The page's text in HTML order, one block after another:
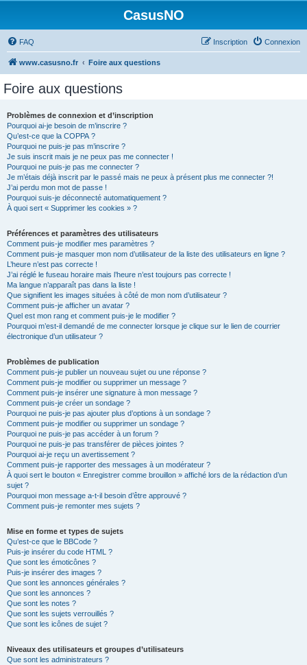
CasusNO
FAQ Connexion
Inscription
www.casusno.fr Foire aux questions
Foire aux questions
Problèmes de connexion et d’inscription
Pourquoi ai-je besoin de m’inscrire ?
Qu’est-ce que la COPPA ?
Pourquoi ne puis-je pas m’inscrire ?
Je suis inscrit mais je ne peux pas me connecter !
Pourquoi ne puis-je pas me connecter ?
Je m’étais déjà inscrit par le passé mais ne peux à présent plus me connecter ?!
J’ai perdu mon mot de passe !
Pourquoi suis-je déconnecté automatiquement ?
À quoi sert « Supprimer les cookies » ?
Préférences et paramètres des utilisateurs
Comment puis-je modifier mes paramètres ?
Comment puis-je masquer mon nom d’utilisateur de la liste des utilisateurs en ligne ?
L’heure n’est pas correcte !
J’ai réglé le fuseau horaire mais l’heure n’est toujours pas correcte !
Ma langue n’apparaît pas dans la liste !
Que signifient les images situées à côté de mon nom d’utilisateur ?
Comment puis-je afficher un avatar ?
Quel est mon rang et comment puis-je le modifier ?
Pourquoi m’est-il demandé de me connecter lorsque je clique sur le lien de courrier
électronique d’un utilisateur ?
Problèmes de publication
Comment puis-je publier un nouveau sujet ou une réponse ?
Comment puis-je modifier ou supprimer un message ?
Comment puis-je insérer une signature à mon message ?
Comment puis-je créer un sondage ?
Pourquoi ne puis-je pas ajouter plus d’options à un sondage ?
Comment puis-je modifier ou supprimer un sondage ?
Pourquoi ne puis-je pas accéder à un forum ?
Pourquoi ne puis-je pas transférer de pièces jointes ?
Pourquoi ai-je reçu un avertissement ?
Comment puis-je rapporter des messages à un modérateur ?
À quoi sert le bouton « Enregistrer comme brouillon » affiché lors de la rédaction d’un
sujet ?
Pourquoi mon message a-t-il besoin d’être approuvé ?
Comment puis-je remonter mes sujets ?
Mise en forme et types de sujets
Qu’est-ce que le BBCode ?
Puis-je insérer du code HTML ?
Que sont les émoticônes ?
Puis-je insérer des images ?
Que sont les annonces générales ?
Que sont les annonces ?
Que sont les notes ?
Que sont les sujets verrouillés ?
Que sont les icônes de sujet ?
Niveaux des utilisateurs et groupes d’utilisateurs
Que sont les administrateurs ?